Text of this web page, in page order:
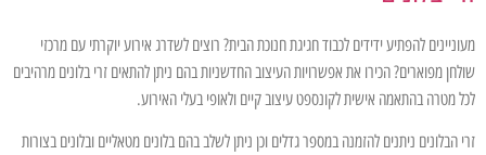
מעוניינים להפתיע ידידים לכבוד חגיגת חנוכת הבית? רוצים לשדרג אירוע יוקרתי עם מרכזי
שולחן מפוארים? הכירו את אפשרויות העיצוב החדשניות בהם ניתן להתאים זרי בלונים מרהיבים
לכל מטרה בהתאמה אישית לקונספט עיצוב קיים ולאופי בעלי האירוע.
זרי הבלונים ניתנים להזמנה במספר גדלים וכן ניתן לשלב בהם בלונים מטאליים ובלונים בצורות